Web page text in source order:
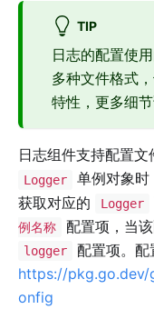
TIP
日志的配置使
多种文件格式
特性，更多细
日志组件支持配置文
Logger
单例对象时
获取对应的
Logger
例名称
配置项，当
logger
配置项。配
https://
onfig